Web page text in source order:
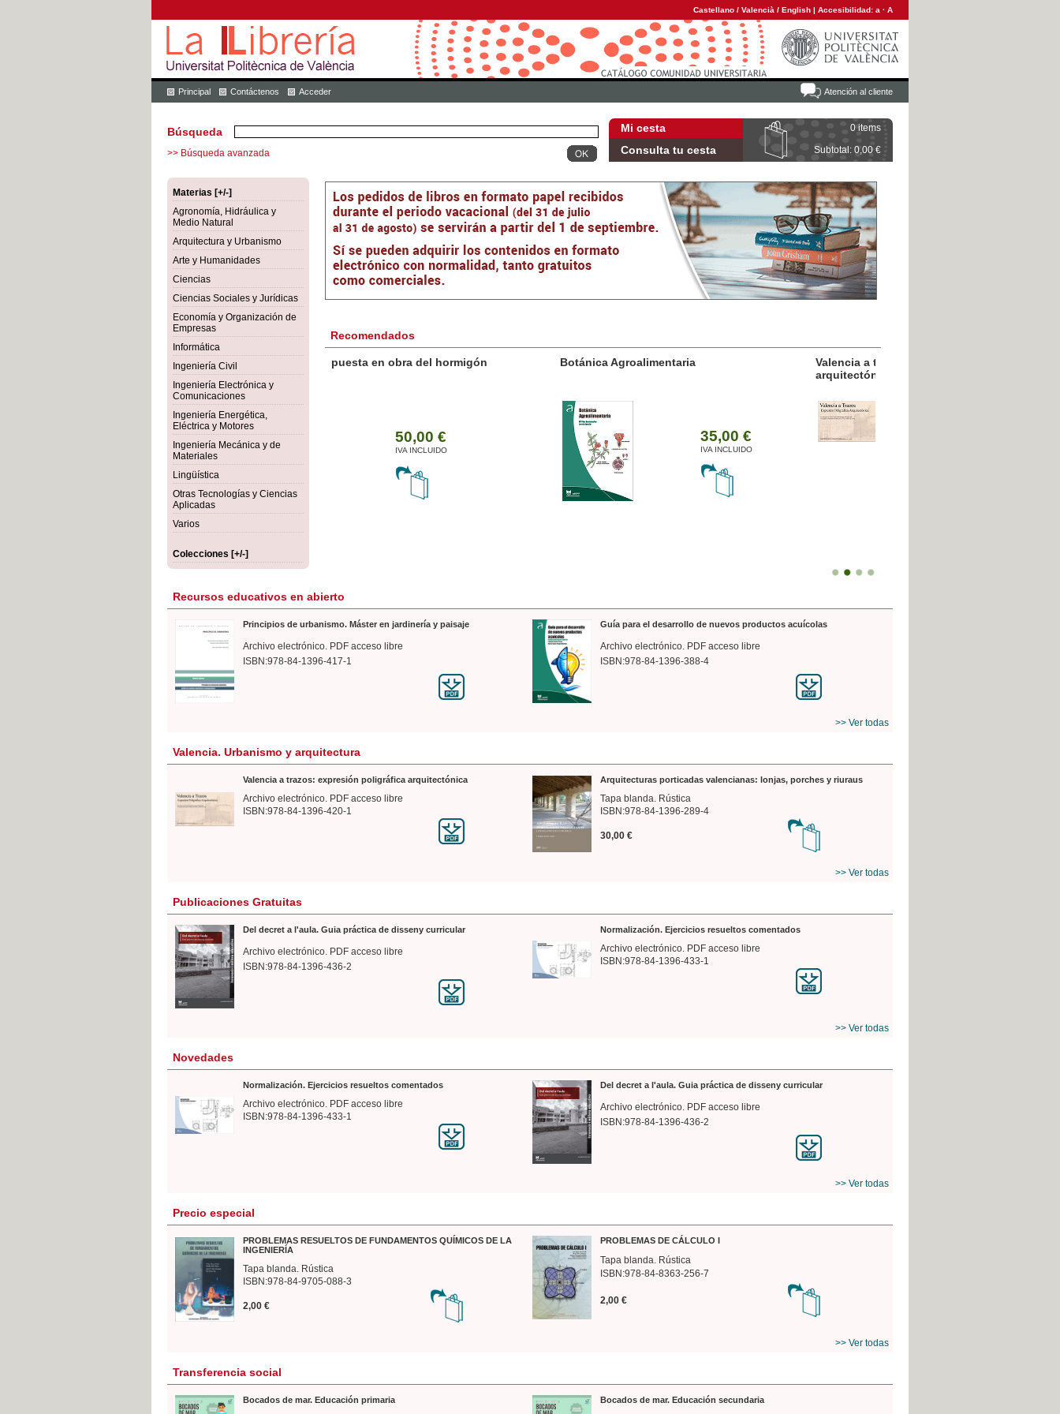
Castellano / Valencià / English | Accesibilidad: a · A
Atención al cliente
Principal Contáctenos Acceder
Mi cesta 0 items
Consulta tu cesta Subtotal: 0,00 €
Búsqueda
>> Búsqueda avanzada
Materias [+/-]
Agronomía, Hidráulica y
Medio Natural
Arquitectura y Urbanismo
Arte y Humanidades
Ciencias
Ciencias Sociales y Jurídicas
Economía y Organización de
Empresas
Informática
Ingeniería Civil
Ingeniería Electrónica y
Comunicaciones
Ingeniería Energética,
Eléctrica y Motores
Ingeniería Mecánica y de
Materiales
Lingüística
Otras Tecnologías y Ciencias
Aplicadas
Varios
Colecciones [+/-]
Recomendados
Botánica Agroalimentaria
Valencia a trazos: expresión poligráfica
Recursos educativos en abierto
Principios de urbanismo. Máster en jardinería y paisaje
Archivo electrónico. PDF acceso libre
ISBN:978-84-1396-417-1
Guía para el desarrollo de nuevos productos acuícolas
Archivo electrónico. PDF acceso libre
ISBN:978-84-1396-388-4
>> Ver todas
Valencia. Urbanismo y arquitectura
Valencia a trazos: expresión poligráfica arquitectónica
Archivo electrónico. PDF acceso libre
ISBN:978-84-1396-420-1
Arquitecturas porticadas valencianas: lonjas, porches y riuraus
Tapa blanda. Rústica
ISBN:978-84-1396-289-4
30,00 €
>> Ver todas
Publicaciones Gratuitas
Del decret a l'aula. Guia práctica de disseny curricular
Archivo electrónico. PDF acceso libre
ISBN:978-84-1396-436-2
Normalización. Ejercicios resueltos comentados
Archivo electrónico. PDF acceso libre
ISBN:978-84-1396-433-1
>> Ver todas
Novedades
Normalización. Ejercicios resueltos comentados
Archivo electrónico. PDF acceso libre
ISBN:978-84-1396-433-1
Del decret a l'aula. Guia práctica de disseny curricular
Archivo electrónico. PDF acceso libre
ISBN:978-84-1396-436-2
>> Ver todas
Precio especial
PROBLEMAS RESUELTOS DE FUNDAMENTOS QUÍMICOS DE LA
INGENIERÍA
Tapa blanda. Rústica
ISBN:978-84-9705-088-3
2,00 €
PROBLEMAS DE CÁLCULO I
Tapa blanda. Rústica
ISBN:978-84-8363-256-7
2,00 €
>> Ver todas
Transferencia social
Bocados de mar. Educación primaria Bocados de mar. Educación secundaria